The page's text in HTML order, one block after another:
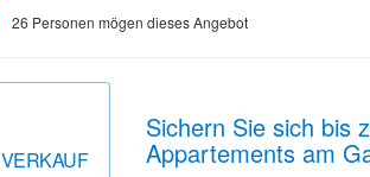
26 Personen mögen dieses Angebot
VERKAUF
Sichern Sie sich bis
Appartements am